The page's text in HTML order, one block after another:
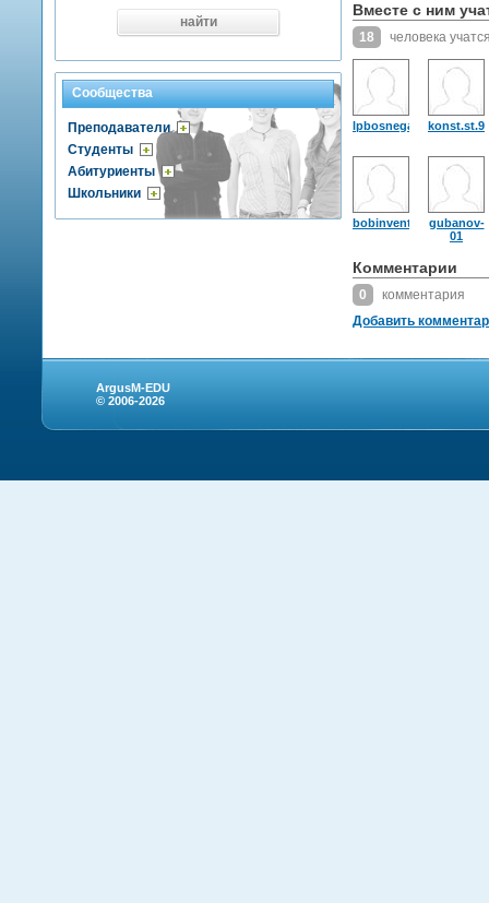
Вместе с ним
18 человека
lpbosnegativ
bobinventor
gubanov-
01
Комментарии
0
комментария
Добавить
найти
Сообщества
Преподаватели
Студенты
Абитуриенты
Школьники
ArgusM-EDU
© 2006-2026